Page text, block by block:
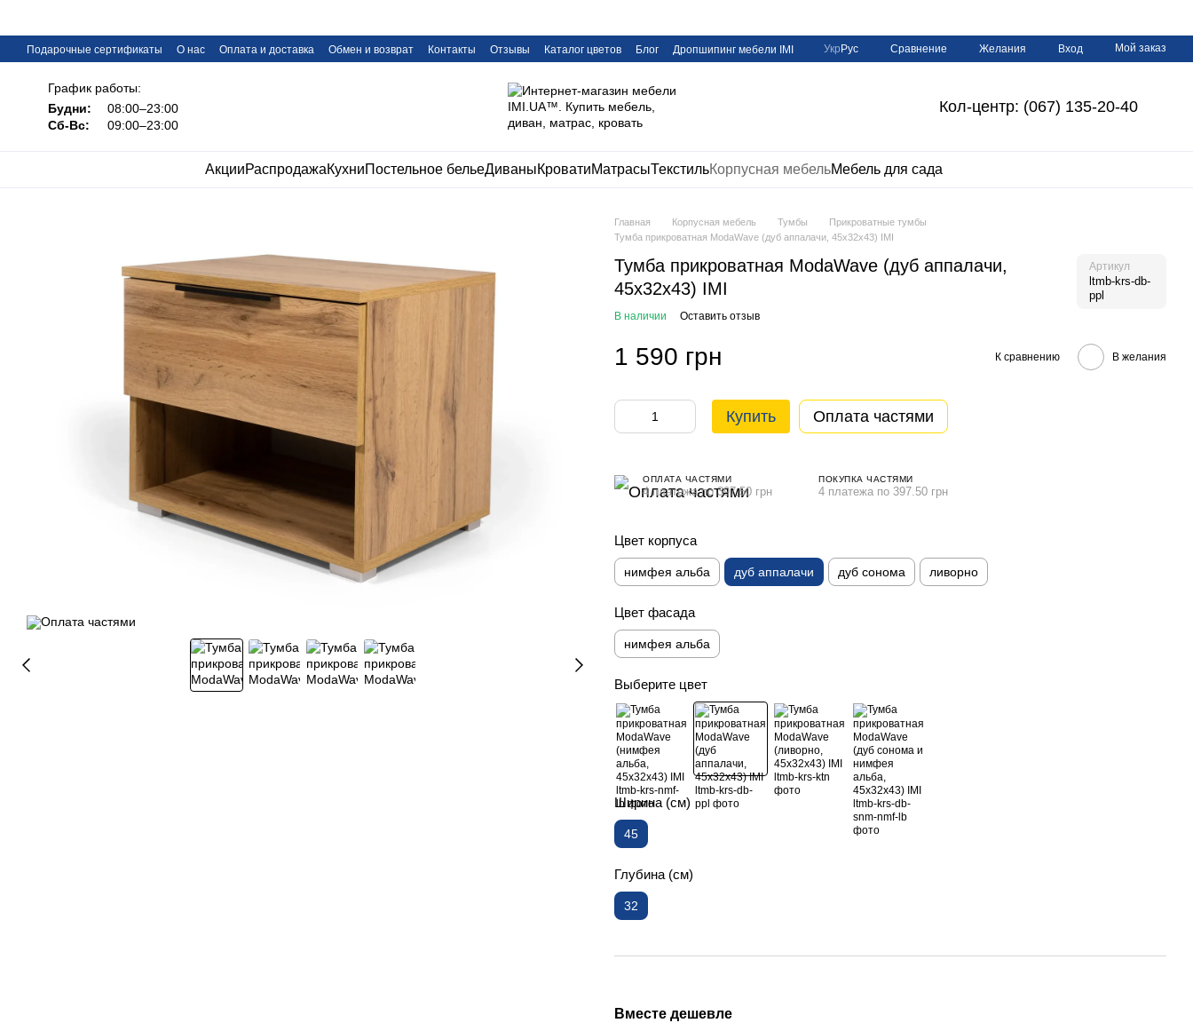
Подарочные сертификаты О нас Оплата и доставка Обмен и возврат Контакты Отзывы Каталог цветов Блог
Дропшипинг мебели IMI
Укр Рус Сравнение Желания Вход Мой заказ
График работы:
Будни:
08:00–23:00
Сб-Вс:
09:00–23:00
Кол-центр: (067) 135-20-40
АкцииРаспродажаКухниПостельное бельеДиваныКроватиМатрасыТекстильКорпусная мебельМебель для сада
Главная Корпусная мебель Тумбы
Прикроватные тумбы
Тумба прикроватная ModaWave (дуб аппалачи, 45х32х43) IMI
Тумба прикроватная ModaWave (дуб аппалачи,
45х32х43) IMI
Артикул
ltmb-krs-db-
ppl
В наличии Оставить отзыв
1 590 грн К сравнению В желания
Купить Оплата частями
ОПЛАТА ЧАСТЯМИ
4 платежа по 397.50 грн
ПОКУПКА ЧАСТЯМИ
4 платежа по 397.50 грн
Цвет корпуса
нимфея альба дуб аппалачи дуб сонома ливорно
Цвет фасада
нимфея альба
Выберите цвет
Ширина (см)
45
Глубина (см)
32
Вместе дешевле